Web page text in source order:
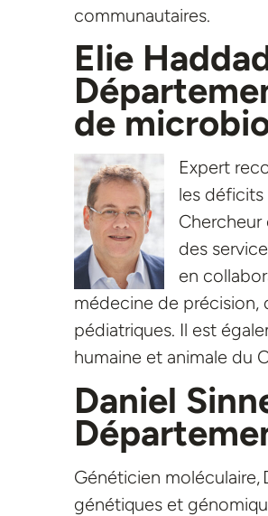
communautaires.
Elie
D
de
Expert
les déficits
Chercheur
des
en
médecine de précision,
pédiatriques. Il est
humaine et animale du
Daniel
Généticien moléculaire,
génétiques et